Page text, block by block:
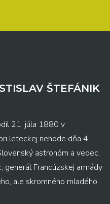
ŠTEFÁNIK
21. júla 1880 v
leteckej nehode dňa 4.
astronóm a vedec,
Francúzskej armády
ale skromného mladého